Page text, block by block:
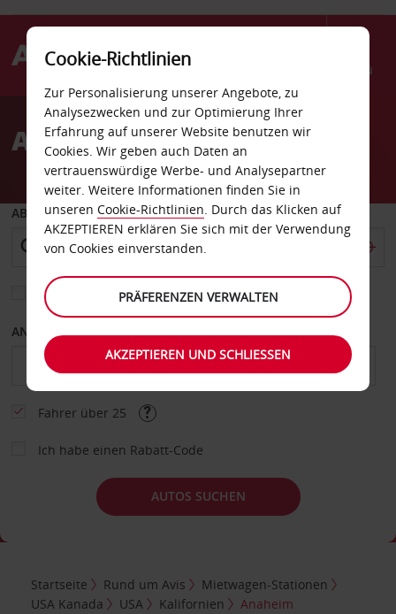
Menü
AvisAutovermietung Anaheim
ABHOLEN VON
Eine andere Rückgabestation auswählen
ANFANGSDATUM
Fahrer über 25
Ich habe einen Rabatt-Code
AUTOS SUCHEN
Startseite Rund um Avis
Mietwagen-Stationen
USA Kanada
USA Kalifornien Anaheim
Cookie-Richtlinien
Zur Personalisierung unserer Angebote, zu
Analysezwecken und zur Optimierung Ihrer
Erfahrung auf unserer Website benutzen wir
Cookies. Wir geben auch Daten an
vertrauenswürdige Werbe- und Analysepartner
weiter. Weitere Informationen finden Sie in
unseren Cookie-Richtlinien. Durch das Klicken auf
AKZEPTIEREN erklären Sie sich mit der Verwendung
von Cookies einverstanden.
PRÄFERENZEN VERWALTEN
AKZEPTIEREN UND SCHLIESSEN